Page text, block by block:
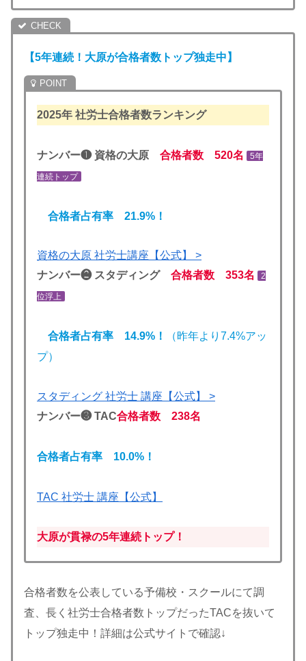
【5年連続！大原が合格者数トップ独走中】
2025年 社労士合格者数ランキング
ナンバー❶ 資格の大原 合格者数 520名 5年
連続トップ
合格者占有率 21.9%！
資格の大原 社労士講座【公式】 >
ナンバー❷ スタディング 合格者数 353名 2
位浮上
合格者占有率 14.9%！
（昨年より7.4%アッ
プ）
スタディング 社労士 講座【公式】 >
ナンバー❸ TAC合格者数 238名
合格者占有率 10.0%！
TAC 社労士 講座【公式】
大原が貫禄の5年連続トップ！
合格者数を公表している予備校・スクールにて調
査、長く社労士合格者数トップだったTACを抜いて
トップ独走中！詳細は公式サイトで確認↓